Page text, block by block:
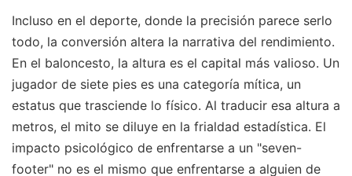
Incluso en el deporte, donde la precisión parece serlo
todo, la conversión altera la narrativa del rendimiento.
En el baloncesto, la altura es el capital más valioso. Un
jugador de siete pies es una categoría mítica, un
estatus que trasciende lo físico. Al traducir esa altura a
metros, el mito se diluye en la frialdad estadística. El
impacto psicológico de enfrentarse a un "seven-
footer" no es el mismo que enfrentarse a alguien de